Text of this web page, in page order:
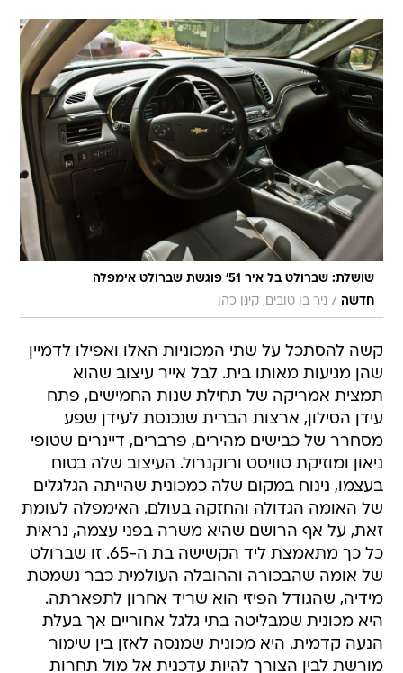
שושלת: שברולט בל איר 51' פוגשת שברולט אימפלה
חדשה / ניר בן טובים, קינן כהן
קשה להסתכל על שתי המכוניות האלו ואפילו לדמיין
שהן מגיעות מאותו בית. לבל אייר עיצוב שהוא
תמצית אמריקה של תחילת שנות החמישים, פתח
עידן הסילון, ארצות הברית שנכנסת לעידן שפע
מסחרר של כבישים מהירים, פרברים, דיינרים שטופי
ניאון ומוזיקת טוויסט ורוקנרול. העיצוב שלה בטוח
בעצמו, נינוח במקום שלה כמכונית שהייתה הגלגלים
של האומה הגדולה והחזקה בעולם. האימפלה לעומת
זאת, על אף הרושם שהיא משרה בפני עצמה, נראית
כל כך מתאמצת ליד הקשישה בת ה-65. זו שברולט
של אומה שהבכורה וההובלה העולמית כבר נשמטת
מידיה, שהגודל הפיזי הוא שריד אחרון לתפארתה.
היא מכונית שמבליטה בתי גלגל אחוריים אך בעלת
הנעה קדמית. היא מכונית שמנסה לאזן בין שימור
מורשת לבין הצורך להיות עדכנית אל מול תחרות